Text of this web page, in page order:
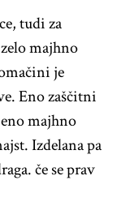
tudi za
majhno
je
Eno zaščitni
majhno
Izdelana pa
če se prav